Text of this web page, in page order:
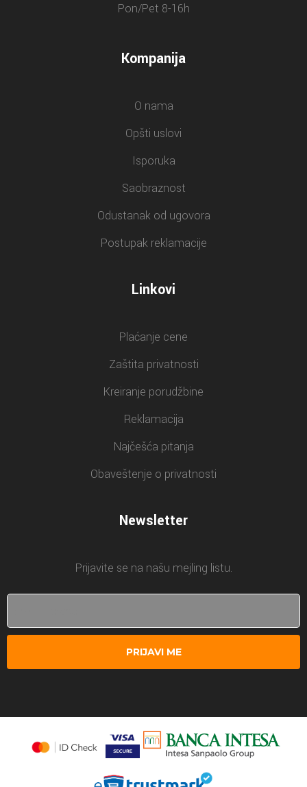
Pon/Pet 8-16h
Kompanija
O nama
Opšti uslovi
Isporuka
Saobraznost
Odustanak od ugovora
Postupak reklamacije
Linkovi
Plaćanje cene
Zaštita privatnosti
Kreiranje porudžbine
Reklamacija
Najčešća pitanja
Obaveštenje o privatnosti
Newsletter
Prijavite se na našu mejling listu.
PRIJAVI ME